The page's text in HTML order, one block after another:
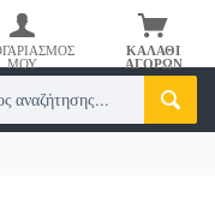
ΚΑΛΆΘΙ
ΑΓΟΡΏΝ
ΜΟΥ